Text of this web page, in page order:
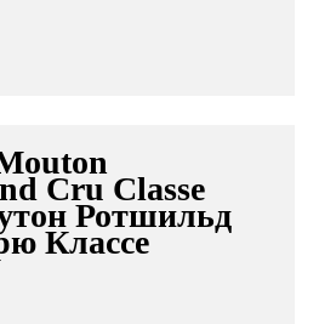
Cru Classe
Ротшильд
Классе